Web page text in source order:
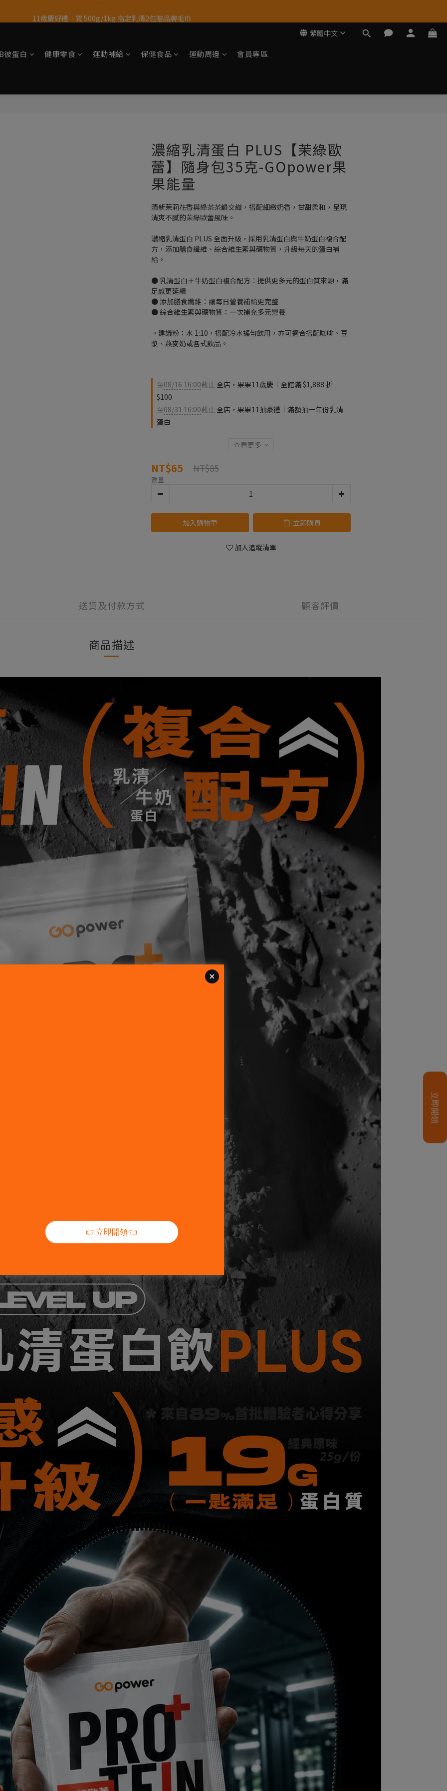
繁體中文
蛋白 健康零食 運動補給 保健食品 運動周邊 會員專區
濃縮乳清蛋白 PLUS【茉綠歐
蕾】隨身包35克-GOpower果
果能量
清新茉莉花香與綠茶茶韻交織，搭配細緻奶香，甘甜柔和，呈現
清爽不膩的茉綠歐蕾風味。
濃縮乳清蛋白 PLUS 全面升級，採用乳清蛋白與牛奶蛋白複合配
方，添加膳食纖維、綜合維生素與礦物質，升級每天的蛋白補
給。
● 乳清蛋白＋牛奶蛋白複合配方：提供更多元的蛋白質來源，滿
足感更延續
● 添加膳食纖維：讓每日營養補給更完整
● 綜合維生素與礦物質：一次補充多元營養
。建議粉：水 1:10，搭配冷水搖勻飲用，亦可適合搭配咖啡、豆
漿、燕麥奶或各式飲品。
至08/16 16:00截止 全店，果果11歲慶｜全館滿 $1,888 折
$100
至08/31 16:00截止 全店，果果11抽豪禮｜滿額抽一年份乳清
蛋白
查看更多
NT$65 NT$85
數量
加入購物車 立即購買
加入追蹤清單
送貨及付款方式 顧客評價
商品描述